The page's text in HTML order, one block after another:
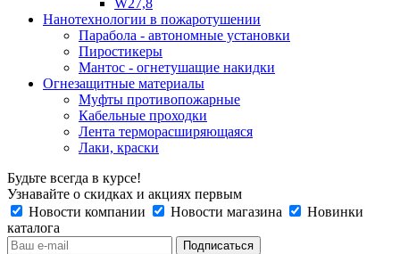
W27,8
Нанотехнологии в пожаротушении
Парабола - автономные установки
Пиростикеры
Мантос - огнетушащие накидки
Огнезащитные материалы
Муфты противопожарные
Кабельные проходки
Лента терморасширяющаяся
Лаки, краски
Будьте всегда в курсе!
Узнавайте о скидках и акциях первым
Новости компании
Новости магазина
Новинки
каталога